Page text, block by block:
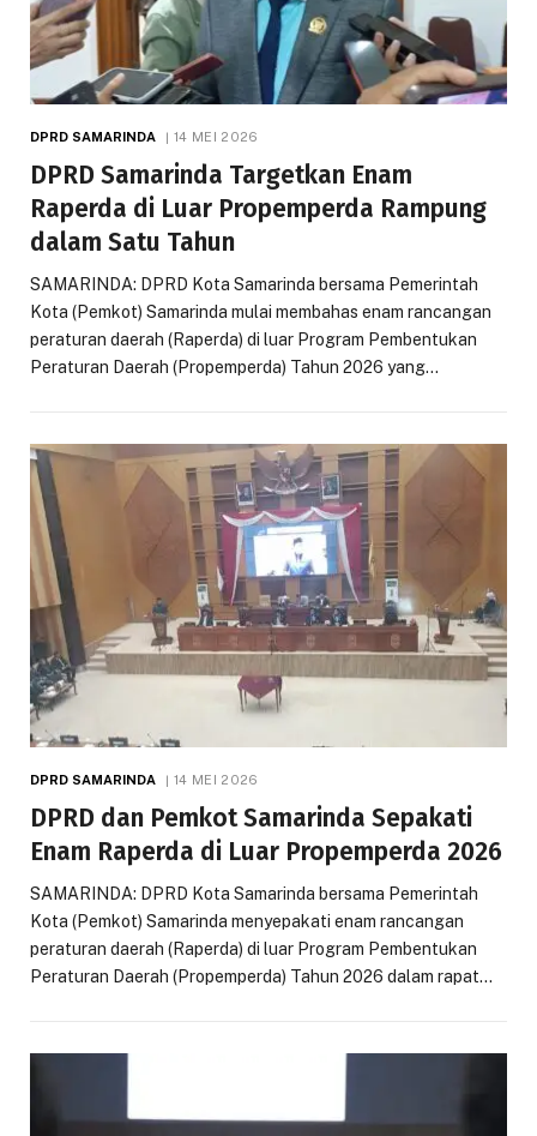
DPRD SAMARINDA 14 MEI 2026
DPRD Samarinda Targetkan Enam
Raperda di Luar Propemperda Rampung
dalam Satu Tahun
SAMARINDA: DPRD Kota Samarinda bersama Pemerintah
Kota (Pemkot) Samarinda mulai membahas enam rancangan
peraturan daerah (Raperda) di luar Program Pembentukan
Peraturan Daerah (Propemperda) Tahun 2026 yang…
DPRD SAMARINDA 14 MEI 2026
DPRD dan Pemkot Samarinda Sepakati
Enam Raperda di Luar Propemperda 2026
SAMARINDA: DPRD Kota Samarinda bersama Pemerintah
Kota (Pemkot) Samarinda menyepakati enam rancangan
peraturan daerah (Raperda) di luar Program Pembentukan
Peraturan Daerah (Propemperda) Tahun 2026 dalam rapat…